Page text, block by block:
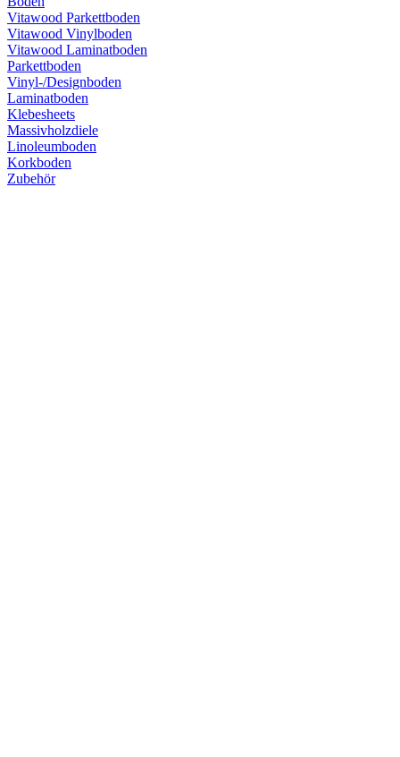
Vitawood Parkettboden
Vitawood Vinylboden
Vitawood Laminatboden
Parkettboden
Vinyl-/Designboden
Laminatboden
Klebesheets
Massivholzdiele
Linoleumboden
Korkboden
Zubehör